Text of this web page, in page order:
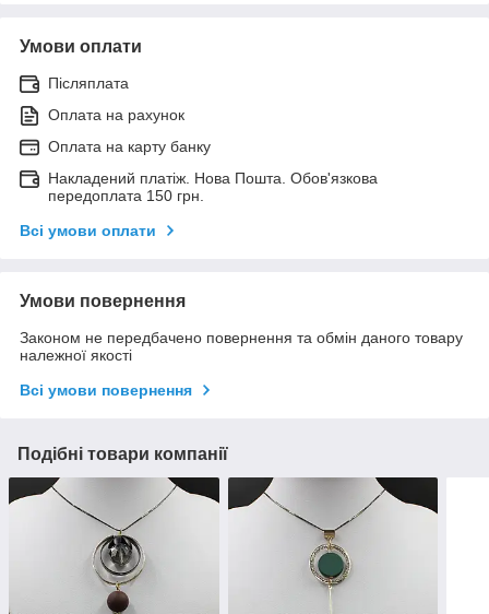
Умови оплати
Післяплата
Оплата на рахунок
Оплата на карту банку
Накладений платіж. Нова Пошта. Обов'язкова
передоплата 150 грн.
Всі умови оплати
Умови повернення
Законом не передбачено повернення та обмін даного товару
належної якості
Всі умови повернення
Подібні товари компанії